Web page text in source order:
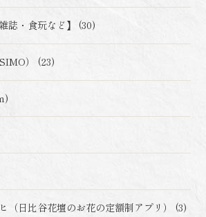
誌・食玩など】 (30)
） (23)
（日比谷花壇のお花の定額制アプリ） (3)